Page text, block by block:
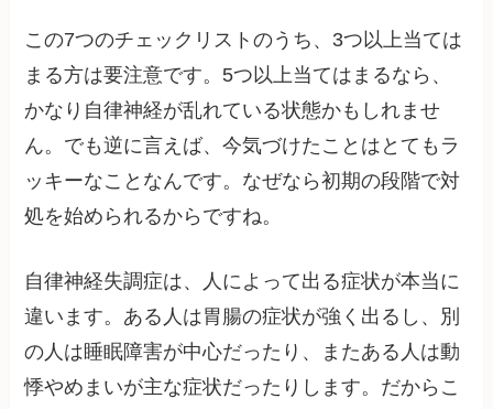
この7つのチェックリストのうち、3つ以上当ては
まる方は要注意です。5つ以上当てはまるなら、
かなり自律神経が乱れている状態かもしれませ
ん。でも逆に言えば、今気づけたことはとてもラ
ッキーなことなんです。なぜなら初期の段階で対
処を始められるからですね。
自律神経失調症は、人によって出る症状が本当に
違います。ある人は胃腸の症状が強く出るし、別
の人は睡眠障害が中心だったり、またある人は動
悸やめまいが主な症状だったりします。だからこ